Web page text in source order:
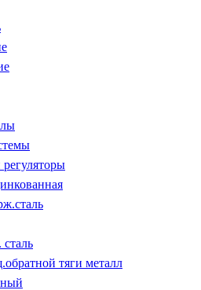
тяги металл